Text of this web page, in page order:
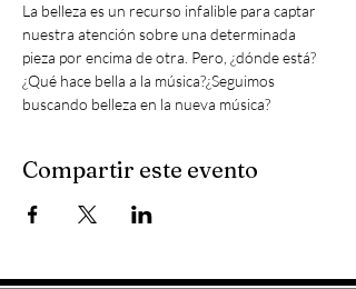
La belleza es un recurso infalible para captar
nuestra atención sobre una determinada
pieza por encima de otra. Pero, ¿dónde está?
¿Qué hace bella a la música?¿Seguimos
buscando belleza en la nueva música?
Compartir este evento